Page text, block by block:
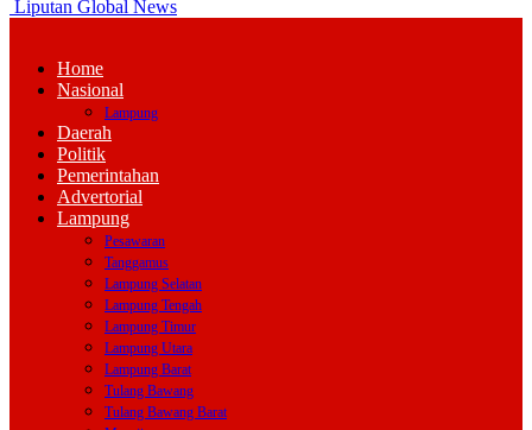
Liputan Global News
Home
Nasional
Lampung
Daerah
Politik
Pemerintahan
Advertorial
Lampung
Pesawaran
Tanggamus
Lampung Selatan
Lampung Tengah
Lampung Timur
Lampung Utara
Lampung Barat
Tulang Bawang
Tulang Bawang Barat